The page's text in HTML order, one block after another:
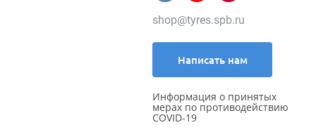
shop@tyres.spb.ru
Написать нам
Информация о принятых
мерах по противодействию
COVID-19